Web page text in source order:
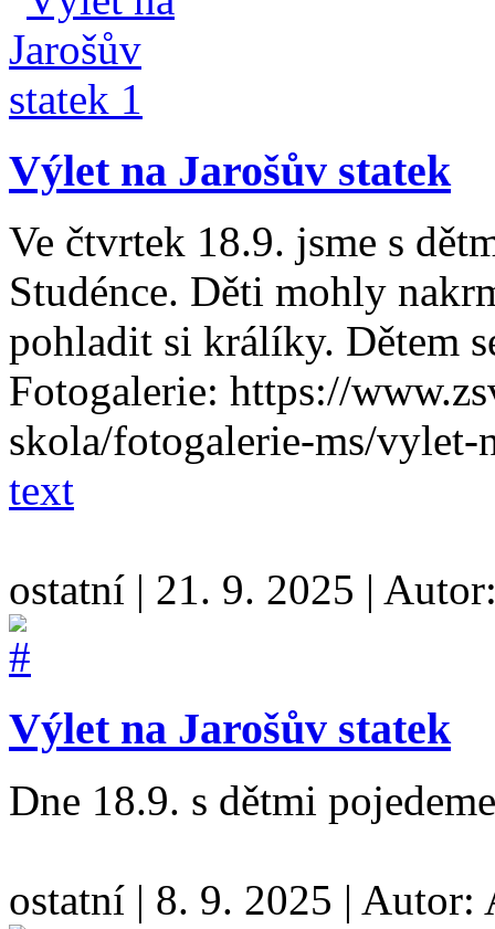
Výlet na Jarošův statek
Ve čtvrtek 18.9. jsme s
Studénce. Děti mohly
pohladit si králíky. Dětem
Fotogalerie: https://
skola/fotogalerie-ms/
text
ostatní | 21. 9. 2025 |
Výlet na Jarošův statek
Dne 18.9. s dětmi
ostatní | 8. 9. 2025 | Autor: